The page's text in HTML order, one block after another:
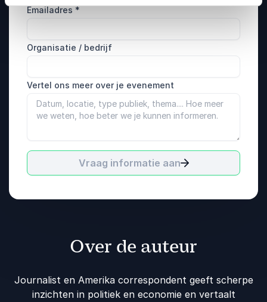
Emailadres *
Organisatie / bedrijf
Vertel ons meer over je evenement
Vraag informatie aan
Over de auteur
Journalist en Amerika correspondent geeft scherpe
inzichten in politiek en economie en vertaalt